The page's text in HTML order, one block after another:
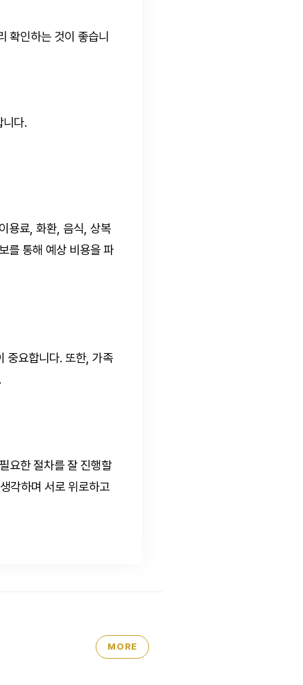
확인하는 것이 좋습니
다.
용료, 화환, 음식, 상복
를 통해 예상 비용을 파
중요합니다. 또한, 가족
요한 절차를 잘 진행할
각하며 서로 위로하고
MORE